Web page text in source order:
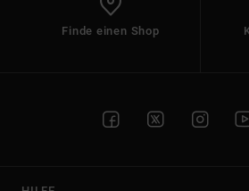
Finde einen Shop